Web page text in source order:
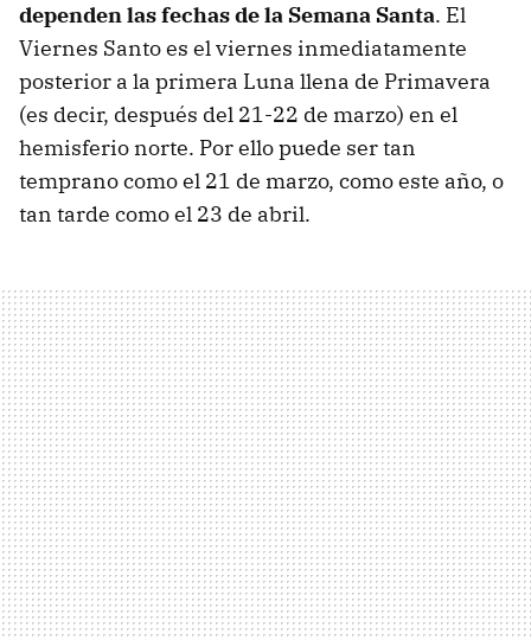
dependen las fechas de la Semana Santa. El
Viernes Santo es el viernes inmediatamente
posterior a la primera Luna llena de Primavera
(es decir, después del 21-22 de marzo) en el
hemisferio norte. Por ello puede ser tan
temprano como el 21 de marzo, como este año, o
tan tarde como el 23 de abril.